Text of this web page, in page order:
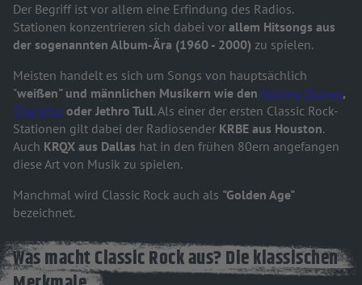
Der Begriff ist vor allem eine Erfindung des Radios.
Stationen konzentrieren sich dabei vor allem Hitsongs aus
der sogenannten Album-Ära (1960 - 2000) zu spielen.
Meisten handelt es sich um Songs von hauptsächlich
"weißen" und männlichen Musikern wie den Rolling Stones,
The Who oder Jethro Tull. Als einer der ersten Classic Rock-
Stationen gilt dabei der Radiosender KRBE aus Houston.
Auch KRQX aus Dallas hat in den frühen 80ern angefangen
diese Art von Musik zu spielen.
Manchmal wird Classic Rock auch als "Golden Age"
bezeichnet.
Was macht Classic Rock aus? Die klassischen